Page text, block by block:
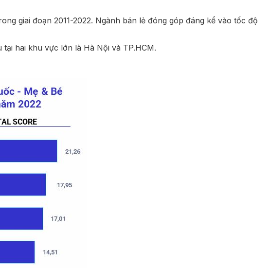
giai đoạn 2011-2022. Ngành bán lẻ đóng góp đáng kể vào tốc độ
hai khu vực lớn là Hà Nội và TP.HCM.